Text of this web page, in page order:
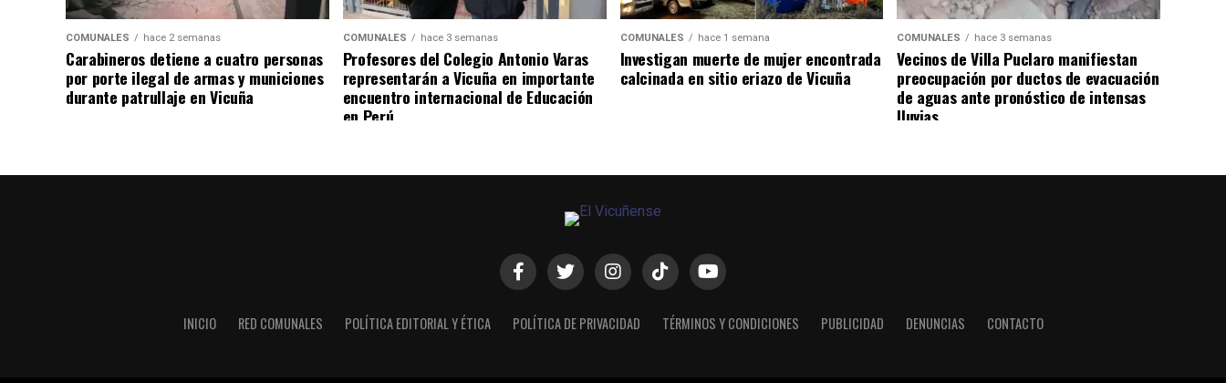
COMUNALES hace 2 semanas
Carabineros detiene a cuatro personas
por porte ilegal de armas y municiones
durante patrullaje en Vicuña
COMUNALES hace 3 semanas
Profesores del Colegio Antonio Varas
representarán a Vicuña en importante
encuentro internacional de Educación
en Perú
COMUNALES hace 1 semana
Investigan muerte de mujer encontrada
calcinada en sitio eriazo de Vicuña
COMUNALES hace 3 semanas
Vecinos de Villa Puclaro manifiestan
preocupación por ductos de evacuación
de aguas ante pronóstico de intensas
lluvias
INICIO RED COMUNALES POLÍTICA EDITORIAL Y ÉTICA POLÍTICA DE PRIVACIDAD TÉRMINOS Y CONDICIONES PUBLICIDAD DENUNCIAS CONTACTO